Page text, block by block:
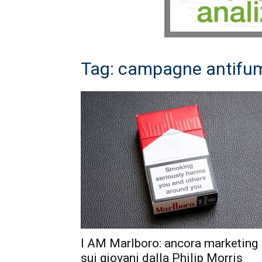
Tag: campagne
I AM Marlboro: ancora marketing
sui giovani dalla Philip Morris